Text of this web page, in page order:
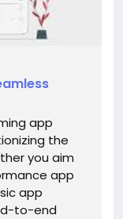
app
the
you aim
app
app
to-end